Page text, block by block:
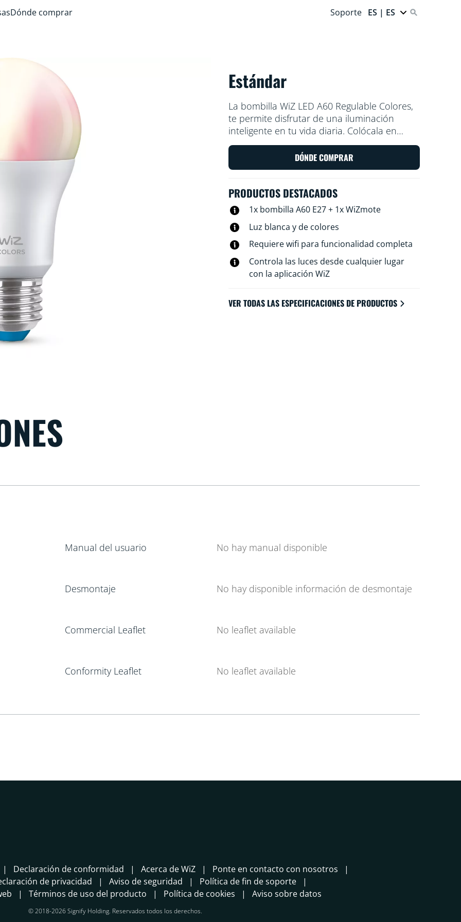
Dónde comprar Soporte ES | ES
Estándar
La bombilla WiZ LED A60 Regulable Colores,
te permite disfrutar de una iluminación
inteligente en tu vida diaria. Colócala en
cualquier lámpara para conseguir el
ambiente que deseas con 16 millones de
colores y también con luces que oscilan
Puedes programar las luces para que se
apaguen y enciendan en función de tus
rutinas diarias o semanales, controlarlas con
tu smartphone o la voz y acceder a distancia
a las luces incluso cuando no estás en casa.
por lo que no necesitas ningún aparato
adicional.
DÓNDE COMPRAR
PRODUCTOS DESTACADOS
1x bombilla A60 E27 + 1x WiZmote
Luz blanca y de colores
Requiere wifi para funcionalidad completa
Controla las luces desde cualquier lugar
con la aplicación WiZ
VER TODAS LAS ESPECIFICACIONES DE PRODUCTOS
Manual del usuario No hay manual disponible
Desmontaje No hay disponible información de desmontaje
Commercial Leaflet No leaflet available
Conformity Leaflet No leaflet available
Declaración de conformidad Acerca de WiZ
Ponte en contacto con nosotros
de privacidad
Aviso de seguridad
Política de fin de soporte
Términos de uso del producto Política de cookies Aviso sobre datos
© 2018-2026 Signify Holding. Reservados todos los derechos.